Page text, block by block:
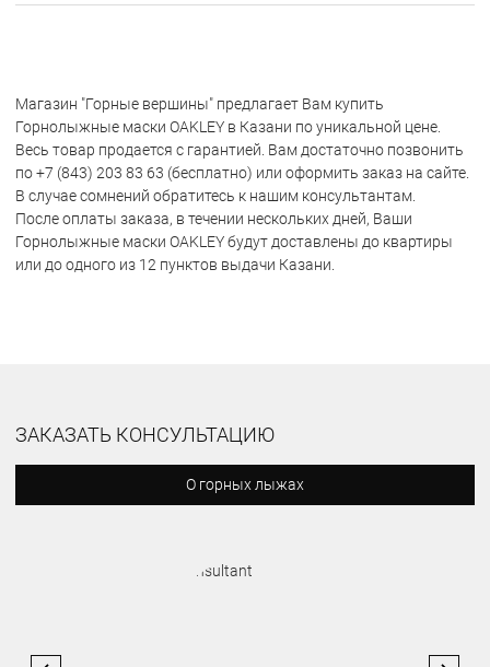
Магазин "Горные вершины" предлагает Вам купить
Горнолыжные маски OAKLEY в Казани по уникальной цене.
Весь товар продается с гарантией. Вам достаточно позвонить
по +7 (843) 203 83 63 (бесплатно) или оформить заказ на сайте.
В случае сомнений обратитесь к нашим консультантам.
После оплаты заказа, в течении нескольких дней, Ваши
Горнолыжные маски OAKLEY будут доставлены до квартиры
или до одного из 12 пунктов выдачи Казани.
ЗАКАЗАТЬ КОНСУЛЬТАЦИЮ
О горных лыжах